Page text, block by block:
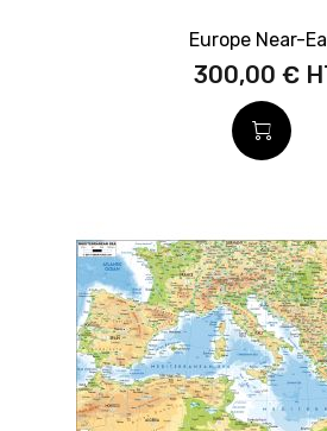
Europe Near-
300,00 €